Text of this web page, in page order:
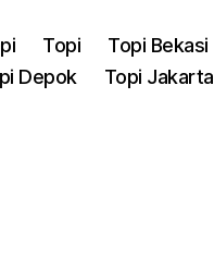
Topi Topi Bekasi
Depok
Topi Jakarta